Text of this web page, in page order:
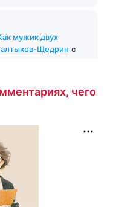
мужик двух
Щедрин с
чего